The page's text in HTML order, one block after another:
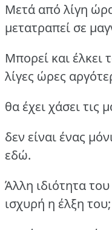
Μετά από λίγη
μετατραπεί σε
Μπορεί και έλκει
λίγες ώρες
θα έχει χάσει τις
δεν είναι ένας
εδώ.
Άλλη ιδιότητα
ισχυρή η έλξη του;